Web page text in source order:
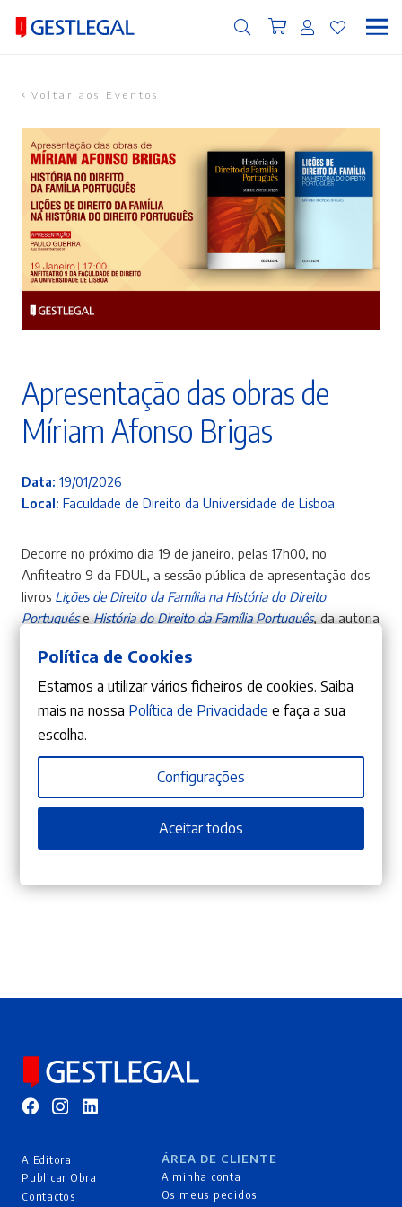
Voltar aos Eventos
Apresentação das obras de
Míriam Afonso Brigas
Data: 19/01/2026
Local: Faculdade de Direito da Universidade de Lisboa
Decorre no próximo dia 19 de janeiro, pelas 17h00, no
Anfiteatro 9 da FDUL, a sessão pública de apresentação dos
livros Lições de Direito da Família na História do Direito
PortuguêseHistória do Direito da Família Português, da autoria
DesembargadorPaulo Guerra. Asessão contará ainda com
a intervenção (a confirmar) do Diretor da Faculdade de
Direito, Prof. Doutor Eduardo Vera-Cruz Pinto.
Partilhar:
A Editora
Publicar Obra
Contactos
ÁREA DE CLIENTE
A minha conta
Os meus pedidos
Política de Cookies
Estamos a utilizar vários ficheiros de cookies. Saiba
mais na nossa Política de Privacidade e faça a sua
escolha.
Configurações
Aceitar todos